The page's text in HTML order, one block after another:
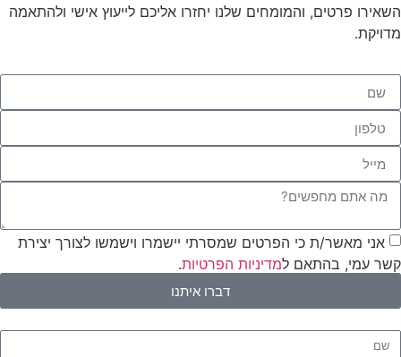
השאירו פרטים, והמומחים שלנו יחזרו אליכם לייעוץ אישי ולהתאמה
מדויקת.
אני מאשר/ת כי הפרטים שמסרתי יישמרו וישמשו לצורך יצירת
קשר עמי, בהתאם למדיניות הפרטיות.
דברו איתנו